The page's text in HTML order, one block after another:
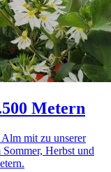
Metern
mit zu unserer
Herbst und